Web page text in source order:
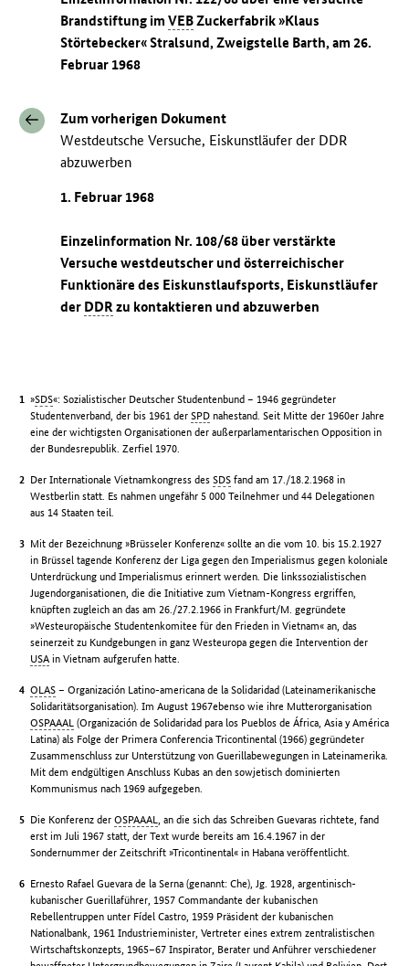
Brandstiftung imVEBZuckerfabrik »Klaus
Störtebecker« Stralsund, Zweigstelle Barth, am 26.
Februar 1968
Zum vorherigen Dokument
Westdeutsche Versuche, Eiskunstläufer der DDR
abzuwerben
1. Februar 1968
Einzelinformation Nr. 108/68 über verstärkte
Versuche westdeutscher und österreichischer
Funktionäre des Eiskunstlaufsports, Eiskunstläufer
der DDRzu kontaktieren und abzuwerben
»SDS«: Sozialistischer Deutscher Studentenbund – 1946 gegründeter
Studentenverband, der bis 1961 derSPD nahestand. Seit Mitte der 1960er Jahre
eine der wichtigsten Organisationen der außerparlamentarischen Opposition in
der Bundesrepublik. Zerfiel 1970.
Der Internationale Vietnamkongress desSDS fand am 17./18.2.1968 in
Westberlin statt. Es nahmen ungefähr 5 000 Teilnehmer und 44 Delegationen
aus 14 Staaten teil.
Mit der Bezeichnung »Brüsseler Konferenz« sollte an die vom 10. bis 15.2.1927
in Brüssel tagende Konferenz der Liga gegen den Imperialismus gegen koloniale
Unterdrückung und Imperialismus erinnert werden. Die linkssozialistischen
Jugendorganisationen, die die Initiative zum Vietnam-Kongress ergriffen,
knüpften zugleich an das am 26./27.2.1966 in Frankfurt/M. gegründete
»Westeuropäische Studentenkomitee für den Frieden in Vietnam« an, das
seinerzeit zu Kundgebungen in ganz Westeuropa gegen die Intervention der
USA in Vietnam aufgerufen hatte.
OLAS – Organización Latino-americana de la Solidaridad (Lateinamerikanische
Solidaritätsorganisation). Im August 1967ebenso wie ihre Mutterorganisation
OSPAAAL (Organización de Solidaridad para los Pueblos de África, Asia y América
Latina) als Folge der Primera Conferencia Tricontinental (1966) gegründeter
Zusammenschluss zur Unterstützung von Guerillabewegungen in Lateinamerika.
Mit dem endgültigen Anschluss Kubas an den sowjetisch dominierten
Kommunismus nach 1969 aufgegeben.
Die Konferenz derOSPAAAL, an die sich das Schreiben Guevaras richtete, fand
erst im Juli 1967 statt, der Text wurde bereits am 16.4.1967 in der
Sondernummer der Zeitschrift »Tricontinental« in Habana veröffentlicht.
Ernesto Rafael Guevara de la Serna (genannt: Che), Jg. 1928, argentinisch-
kubanischer Guerillaführer, 1957 Commandante der kubanischen
Rebellentruppen unter Fídel Castro, 1959 Präsident der kubanischen
Nationalbank, 1961 Industrieminister, Vertreter eines extrem zentralistischen
Wirtschaftskonzepts, 1965–67 Inspirator, Berater und Anführer verschiedener